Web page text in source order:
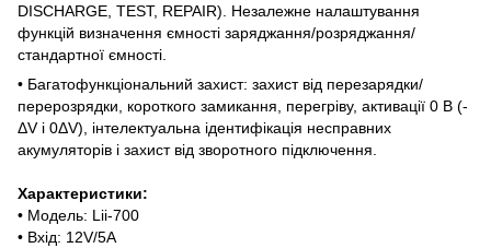
DISCHARGE, TEST, REPAIR). Незалежне налаштування
функцій визначення ємності заряджання/розряджання/
стандартної ємності.
• Багатофункціональний захист: захист від перезарядки/
перерозрядки, короткого замикання, перегріву, активації 0 В (-
ΔV і 0ΔV), інтелектуальна ідентифікація несправних
акумуляторів і захист від зворотного підключення.
Характеристики:
• Модель: Lii-700
• Вхід: 12V/5А